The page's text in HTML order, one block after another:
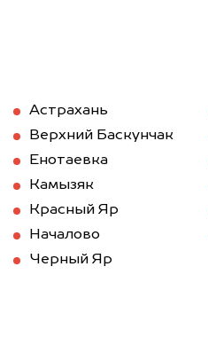
Астрахань
Верхний Баскунчак
Енотаевка
Камызяк
Красный Яр
Началово
Черный Яр